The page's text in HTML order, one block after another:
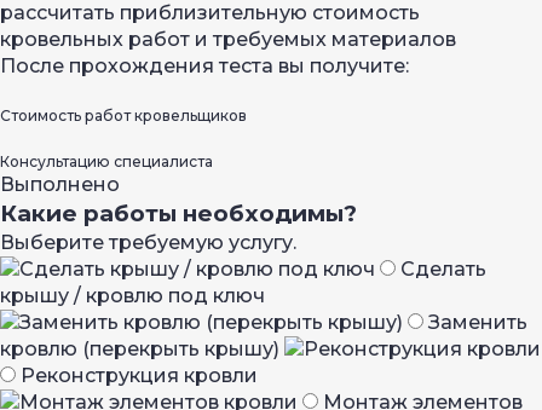
рассчитать приблизительную стоимость
кровельных работ и требуемых материалов
После прохождения теста вы получите:
Стоимость работ кровельщиков
Консультацию специалиста
Выполнено
Какие работы необходимы?
Выберите требуемую услугу.
Сделать
крышу / кровлю под ключ
Заменить
кровлю (перекрыть крышу)
Реконструкция кровли
Монтаж элементов